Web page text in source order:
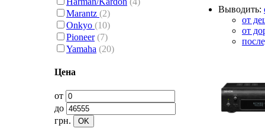
Marantz (2)
Onkyo (10)
Pioneer (7)
Yamaha (20)
Цена
от
до
грн.
Выводить:
от
от